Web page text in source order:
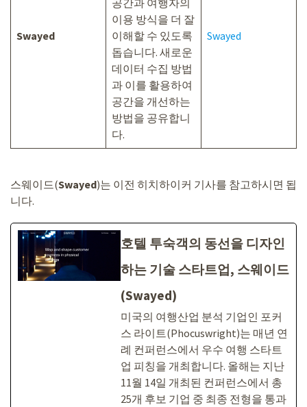
Swayed
공간과 여행자의
이용 방식을 더 잘
이해할 수 있도록
돕습니다. 새로운
데이터 수집 방법
과 이를 활용하여
공간을 개선하는
방법을 공유합니
다.
Swayed
스웨이드(Swayed)는 이전 히치하이커 기사를 참고하시면 됩
니다.
호텔 투숙객의 동선을 디자인
하는 기술 스타트업, 스웨이드
(Swayed)
미국의 여행산업 분석 기업인 포커
스 라이트(Phocuswright)는 매년 연
례 컨퍼런스에서 우수 여행 스타트
업 피칭을 개최합니다. 올해는 지난
11월 14일 개최된 컨퍼런스에서 총
25개 후보 기업 중 최종 전형을 통과